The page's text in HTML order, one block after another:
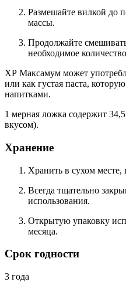
Размешайте вилкой до
массы.
Продолжайте
необходимое
ХР Максамум может
или как густая паста,
напитками.
1 мерная ложка содержит
вкусом).
Хранение
Хранить в сухом месте,
Всегда тщательно
использования.
Открытую упаковку
месяца.
Срок годности
3 года